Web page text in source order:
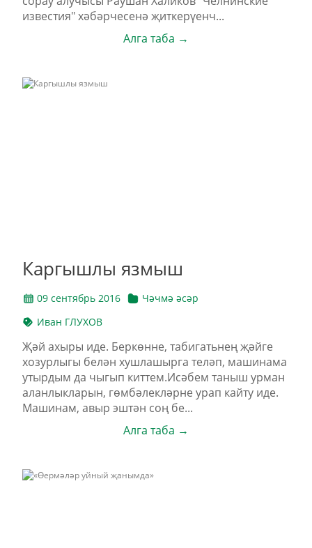
известия" хәбәрчесенә җиткерүенч...
Алга таба →
Каргышлы язмыш
09 сентябрь 2016
Чәчмә әсәр
Иван ГЛУХОВ
Җәй ахыры иде. Беркөнне, таби­гатьнең җәйге
хозурлыгы белән хушлашырга теләп, машинама
утырдым да чыгып киттем.Исәбем таныш урман
аланлыкларын, гөмбәлекләрне урап кайту иде.
Машинам, авыр эштән соң бе...
Алга таба →